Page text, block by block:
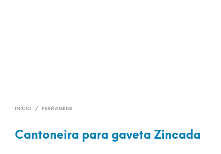
INÍCIO / FERRAGENS
Cantoneira para gaveta Zincada